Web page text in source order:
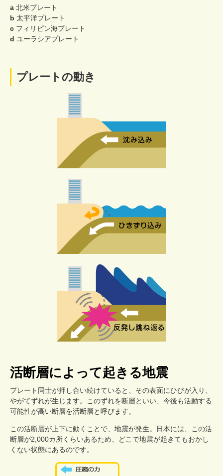
a 北米プレート
b 太平洋プレート
c フィリピン海プレート
d ユーラシアプレート
プレートの動き
活断層によって起きる地震
プレート同士が押し合い続けていると、その表面にひびが入り、
やがてずれが生じます。このずれを断層といい、今後も活動する
可能性が高い断層を活断層と呼びます。
この活断層が上下に動くことで、地震が発生。日本には、この活
断層が2,000カ所くらいあるため、どこで地震が起きてもおかし
くない状態にあるのです。